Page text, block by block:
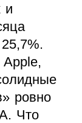
и
ровно
Что